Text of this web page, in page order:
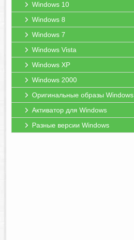
Windows 10
Windows 8
Windows 7
Windows Vista
Windows XP
Windows 2000
Оригинальные образы Windows
Активатор для Windows
Разные версии Windows